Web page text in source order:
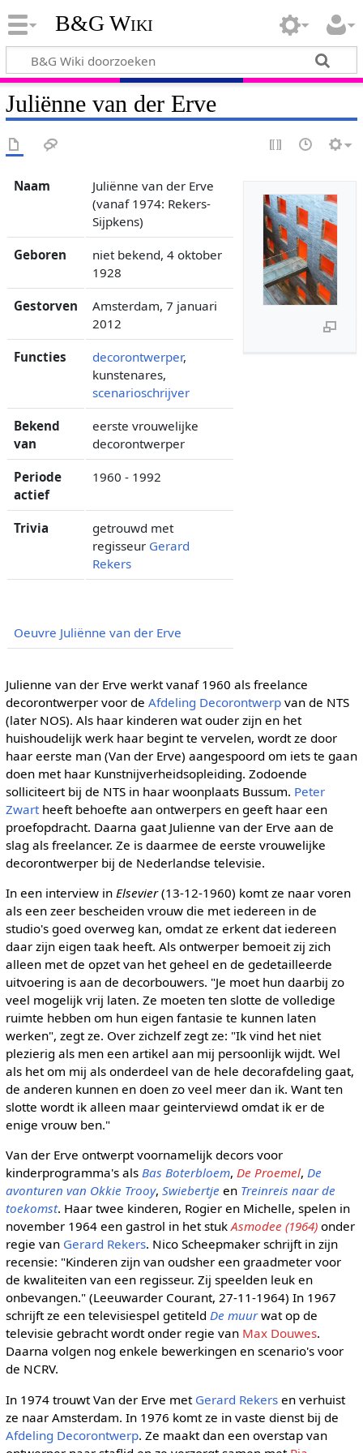
B&G Wiki
Juliënne van der Erve
Naam
Juliënne van der Erve
(vanaf 1974: Rekers-
Sijpkens)
Geboren
niet bekend, 4 oktober
1928
Gestorven
Amsterdam, 7 januari
2012
Functies decorontwerper,
kunstenares,
scenarioschrijver
Bekend
van
eerste vrouwelijke
decorontwerper
Periode
actief
1960 - 1992
Trivia
getrouwd met
regisseur Gerard
Rekers
Oeuvre Juliënne van der Erve
Julienne van der Erve werkt vanaf 1960 als freelance
decorontwerper voor de Afdeling Decorontwerpvan de NTS
(later NOS). Als haar kinderen wat ouder zijn en het
huishoudelijk werk haar begint te vervelen, wordt ze door
haar eerste man (Van der Erve) aangespoord om iets te gaan
doen met haar Kunstnijverheidsopleiding. Zodoende
solliciteert bij de NTS in haar woonplaats Bussum. Peter
Zwartheeft behoefte aan ontwerpers en geeft haar een
proefopdracht. Daarna gaat Julienne van der Erve aan de
slag als freelancer. Ze is daarmee de eerste vrouwelijke
decorontwerper bij de Nederlandse televisie.
In een interview in Elsevier(13-12-1960) komt ze naar voren
als een zeer bescheiden vrouw die met iedereen in de
studio's goed overweg kan, omdat ze erkent dat iedereen
daar zijn eigen taak heeft. Als ontwerper bemoeit zij zich
alleen met de opzet van het geheel en de gedetailleerde
uitvoering is aan de decorbouwers. "Je moet hun daarbij zo
veel mogelijk vrij laten. Ze moeten ten slotte de volledige
ruimte hebben om hun eigen fantasie te kunnen laten
werken", zegt ze. Over zichzelf zegt ze: "Ik vind het niet
plezierig als men een artikel aan mij persoonlijk wijdt. Wel
als het om mij als onderdeel van de hele decorafdeling gaat,
de anderen kunnen en doen zo veel meer dan ik. Want ten
slotte wordt ik alleen maar geinterviewd omdat ik er de
enige vrouw ben."
Van der Erve ontwerpt voornamelijk decors voor
kinderprogramma's als Bas Boterbloem, De Proemel, De
avonturen van Okkie Trooy, Swiebertje en Treinreis naar de
toekomst. Haar twee kinderen, Rogier en Michelle, spelen in
november 1964 een gastrol in het stukAsmodee (1964)onder
regie van Gerard Rekers. Nico Scheepmaker schrijft in zijn
recensie: "Kinderen zijn van oudsher een graadmeter voor
de kwaliteiten van een regisseur. Zij speelden leuk en
onbevangen." (Leeuwarder Courant, 27-11-1964) In 1967
schrijft ze een televisiespel getiteld De muurwat op de
televisie gebracht wordt onder regie van Max Douwes.
Daarna volgen nog enkele bewerkingen en scenario's voor
de NCRV.
In 1974 trouwt Van der Erve met Gerard Rekersen verhuist
ze naar Amsterdam. In 1976 komt ze in vaste dienst bij de
Afdeling Decorontwerp. Ze maakt dan een overstap van